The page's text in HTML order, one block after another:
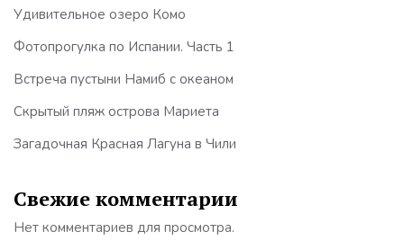
Удивительное озеро Комо
Фотопрогулка по Испании. Часть 1
Встреча пустыни Намиб с океаном
Скрытый пляж острова Мариета
Загадочная Красная Лагуна в Чили
Свежие комментарии
Нет комментариев для просмотра.